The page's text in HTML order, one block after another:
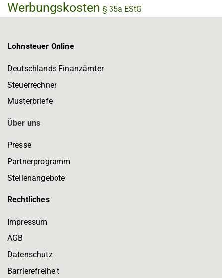
Werbungskosten § 35a EStG
Lohnsteuer Online
Deutschlands Finanzämter
Steuerrechner
Musterbriefe
Über uns
Presse
Partnerprogramm
Stellenangebote
Rechtliches
Impressum
AGB
Datenschutz
Barrierefreiheit